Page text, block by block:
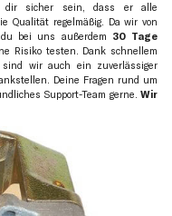
dir sicher sein, dass er alle
Qualität regelmäßig. Da wir von
bei uns außerdem 30 Tage
Risiko testen. Dank schnellem
sind wir auch ein zuverlässiger
Deine Fragen rund um
Support-Team gerne. Wir